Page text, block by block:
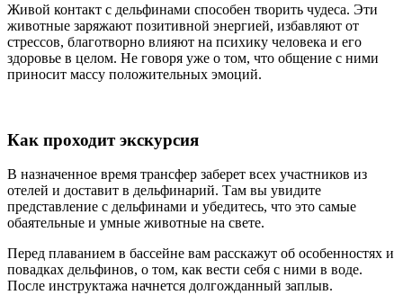
Живой контакт с дельфинами способен творить чудеса. Эти
животные заряжают позитивной энергией, избавляют от
стрессов, благотворно влияют на психику человека и его
здоровье в целом. Не говоря уже о том, что общение с ними
приносит массу положительных эмоций.
Как проходит экскурсия
В назначенное время трансфер заберет всех участников из
отелей и доставит в дельфинарий. Там вы увидите
представление с дельфинами и убедитесь, что это самые
обаятельные и умные животные на свете.
Перед плаванием в бассейне вам расскажут об особенностях и
повадках дельфинов, о том, как вести себя с ними в воде.
После инструктажа начнется долгожданный заплыв.